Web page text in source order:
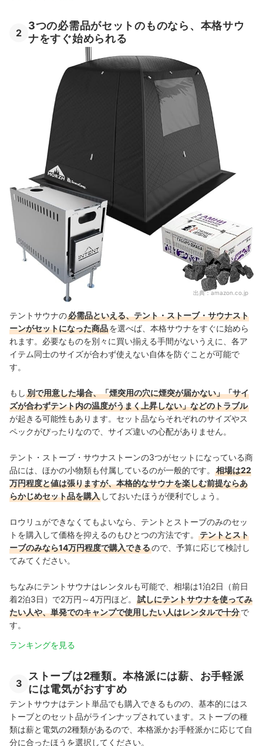
2
3つの必需品がセットのものなら、本格サウ
ナをすぐ始められる
出典：amazon.co.jp
テントサウナの必需品といえる、テント・ストーブ・サウナスト
ーンがセットになった商品を選べば、本格サウナをすぐに始めら
れます。必要なものを別々に買い揃える手間がないうえに、各ア
イテム同士のサイズが合わず使えない自体を防ぐことが可能で
す。
もし 別で用意した場合、「煙突用の穴に煙突が届かない」「サイ
ズが合わずテント内の温度がうまく上昇しない」などのトラブル
が起きる可能性もあります。セット品ならそれぞれのサイズやス
ペックがぴったりなので、サイズ違いの心配がありません。
テント・ストーブ・サウナストーンの3つがセットになっている商
品には、ほかの小物類も付属しているのが一般的です。
相場は22
万円程度と値は張りますが、本格的なサウナを楽しむ前提ならあ
らかじめセット品を購入 しておいたほうが便利でしょう。
ロウリュができなくてもよいなら、テントとストーブのみのセッ
トを購入して価格を抑えるのもひとつの方法です。
テントとスト
ーブのみなら14万円程度で購入できるので、予算に応じて検討し
てみてください。
ちなみにテントサウナはレンタルも可能で、相場は1泊2日（前日
着2泊3日）で2万円～4万円ほど。
試しにテントサウナを使ってみ
たい人や、単発でのキャンプで使用したい人はレンタルで十分で
す。
ランキングを見る
3
ストーブは2種類。本格派には薪、お手軽派
には電気がおすすめ
テントサウナはテント単品でも購入できるものの、基本的にはス
トーブとのセット品がラインナップされています。
ストーブの種
類は薪と電気の2種類があるので、本格派かお手軽派かに応じて自
分に合ったほうを選択してください。